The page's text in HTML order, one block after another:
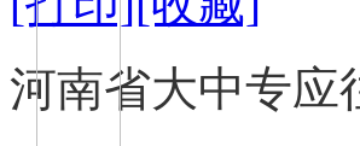
河南省大中专应